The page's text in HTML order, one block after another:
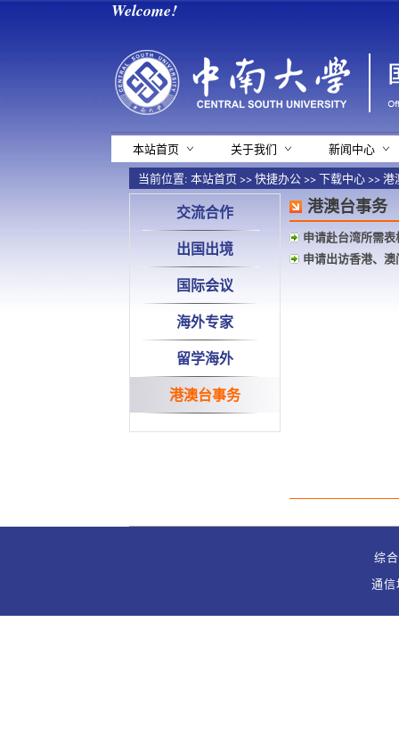
Welcome!
本站首页 关于我们
新闻中心
当前位置: 本站首页>>快捷办公>>下载中心>>港
交流合作
出国出境
国际会议
海外专家
留学海外
港澳台事务
港澳台事务
申请赴台湾所需表
申请出访香港、
综
通信